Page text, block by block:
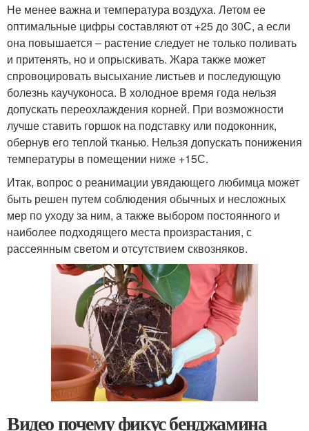
Не менее важна и температура воздуха. Летом ее
оптимальные цифры составляют от +25 до 30С, а если
она повышается – растение следует не только поливать
и притенять, но и опрыскивать. Жара также может
спровоцировать высыхание листьев и последующую
болезнь каучуконоса. В холодное время года нельзя
допускать переохлаждения корней. При возможности
лучше ставить горшок на подставку или подоконник,
обернув его теплой тканью. Нельзя допускать понижения
температуры в помещении ниже +15С.
Итак, вопрос о реанимации увядающего любимца может
быть решен путем соблюдения обычных и несложных
мер по уходу за ним, а также выбором постоянного и
наиболее подходящего места произрастания, с
рассеянным светом и отсутствием сквозняков.
Видео почему фикус бенджамина